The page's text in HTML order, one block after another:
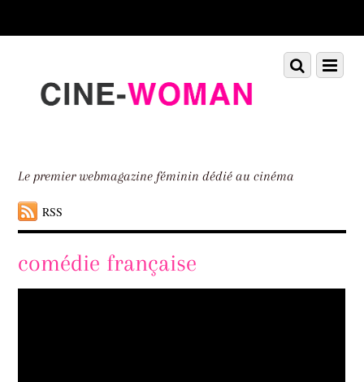
down
Le premier webmagazine féminin dédié au cinéma
RSS
Menu
Scroll
down
comédie française